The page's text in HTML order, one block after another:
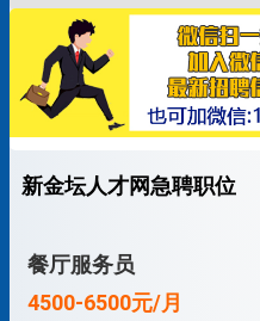
新金坛人才网急聘职位
餐厅服务员
4500-6500元/月